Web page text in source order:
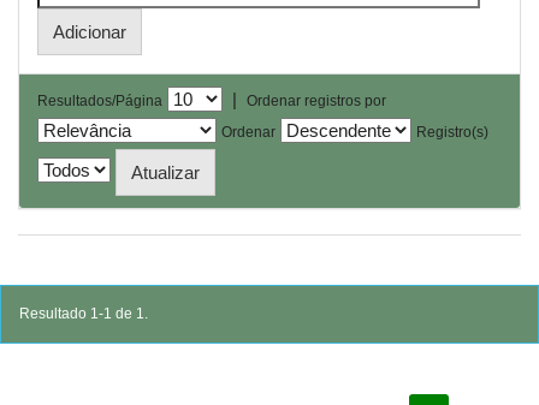
Resultados/Página |
Ordenar registros por
Ordenar
Registro(s)
Resultado 1-1 de 1.